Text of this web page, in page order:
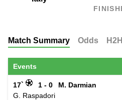
Match Summary Odds H2H
Events
17` 1 - 0
M. Darmian
G. Raspadori